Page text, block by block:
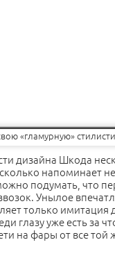
«гламурную»
дизайна Шкода
напоминает
подумать, что
Унылое
только имитация
глазу уже есть за
на фары от все